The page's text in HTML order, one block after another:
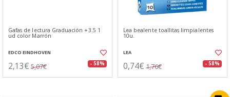
Gafas de lectura Graduación +3.5 1
ud color Marrón
EDCO EINDHOVEN
2,13€ 5,07€ - 58%
Lea bealente toallitas limpialentes
10u.
LEA
0,74€ 1,76€ - 58%